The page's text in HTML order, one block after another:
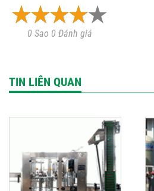
0 Sao 0 Đánh giá
TIN LIÊN QUAN